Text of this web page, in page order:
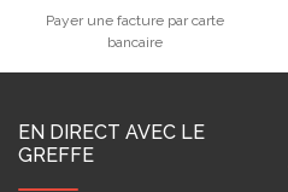
Payer une facture par carte
bancaire
EN DIRECT AVEC LE
GREFFE